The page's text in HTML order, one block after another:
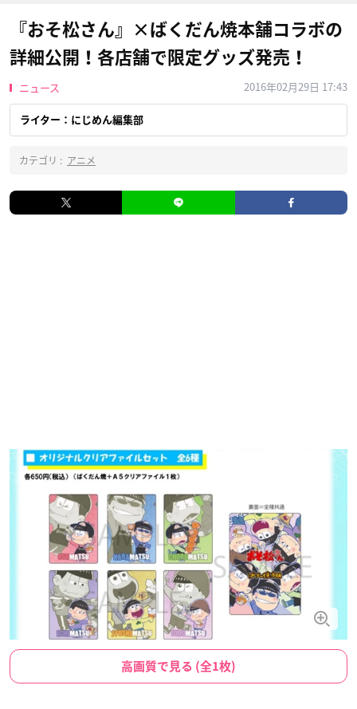
『おそ松さん』×ばくだん焼本舗コラボの
詳細公開！各店舗で限定グッズ発売！
ニュース 2016年02月29日 17:43
ライター：にじめん編集部
カテゴリ : アニメ
高画質で見る (全1枚)